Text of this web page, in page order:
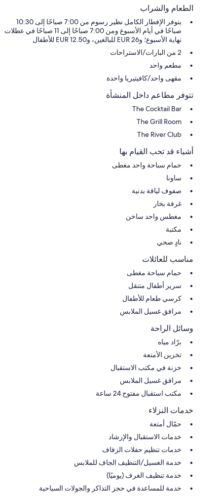
الطعام والشراب
يتوفر الإفطار الكامل نظير رسوم من 7:00 صباحًا إلى 10:30
صباحًا في أيام الأسبوع ومن 7:00 صباحًا إلى 11 صباحًا في عطلات
نهاية الأسبوع؛ و26 EUR للبالغين، و12.50 EUR للأطفال
2 من البارات/الاستراحات
مطعم واحد
مقهى واحد/كافيتيريا واحدة
تتوفر مطاعم داخل المنشأة
The Cocktail Bar
The Grill Room
The River Club
أشياء قد تحب القيام بها
حمام سباحة واحد مغطى
ساونا
صفوف لياقة بدنية
غرفة بخار
مغطس واحد ساخن
مكتبة
نادٍ صحي
مناسب للعائلات
حمام سباحة مغطى
سرير أطفال متنقل
كرسي طعام للأطفال
مرافق غسيل الملابس
وسائل الراحة
برّاد مياه
تخزين الأمتعة
خزنة في مكتب الاستقبال
مرافق غسيل الملابس
مكتب استقبال مفتوح 24 ساعة
خدمات النزلاء
حمّال أمتعة
خدمات الاستقبال والإرشاد
خدمات تنظيم حفلات الزفاف
خدمة الغسيل/التنظيف الجاف للملابس
خدمة تنظيف الغرف (يوميًا)
خدمة للمساعدة في حجز التذاكر والجولات السياحية